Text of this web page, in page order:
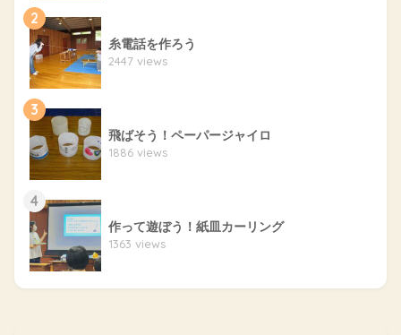
2
糸電話を作ろう
2447 views
3
飛ばそう！ペーパージャイロ
1886 views
4
作って遊ぼう！紙皿カーリング
1363 views